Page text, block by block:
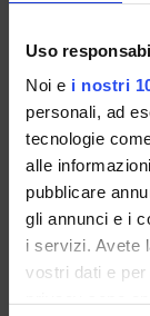
Uso
Noi e i nostri
personali, ad
tecnologie
alle
pubblicare
gli annunci e i
i servizi. Avete
vostri dati e
Sandalo da
design
apertura
caviglia con
fondo platform
dona al